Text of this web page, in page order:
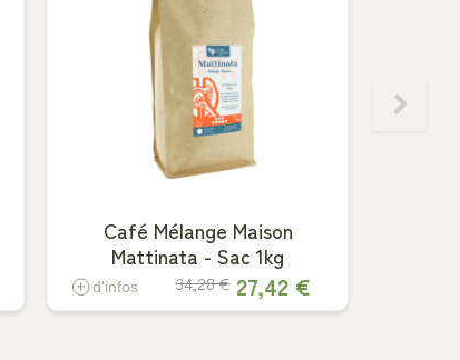
Café Mélange Maison
Mattinata - Sac 1kg
27,42 €
34,28 €
d'infos